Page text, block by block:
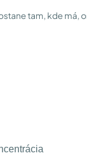
tam, kde má,